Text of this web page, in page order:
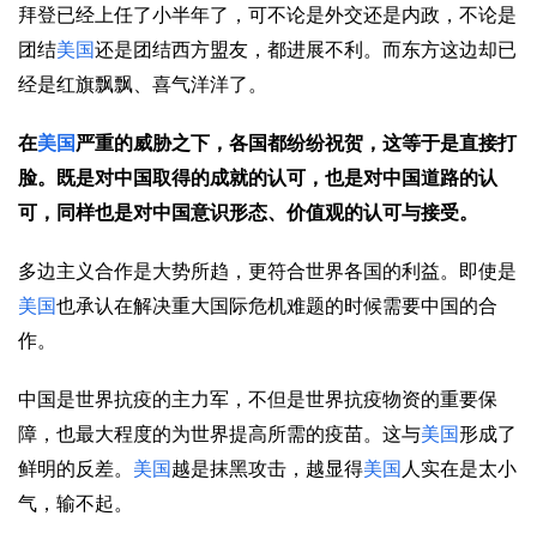
拜登已经上任了小半年了，可不论是外交还是内政，不论是
团结美国还是团结西方盟友，都进展不利。而东方这边却已
经是红旗飘飘、喜气洋洋了。
在美国严重的威胁之下，各国都纷纷祝贺，这等于是直接打
脸。既是对中国取得的成就的认可，也是对中国道路的认
可，同样也是对中国意识形态、价值观的认可与接受。
多边主义合作是大势所趋，更符合世界各国的利益。即使是
美国也承认在解决重大国际危机难题的时候需要中国的合
作。
中国是世界抗疫的主力军，不但是世界抗疫物资的重要保
障，也最大程度的为世界提高所需的疫苗。这与美国形成了
鲜明的反差。 美国 越是抹黑攻击，越显得美国 人实在是太小
气，输不起。